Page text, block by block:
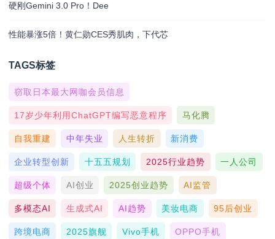
硬刚Gemini 3.0 Pro！Dee
性能暴涨5倍！黄仁勋CES秀肌肉，下代芯
TAGS标签
窃取日本最大网咖会员信息
17岁少年利用ChatGPT编写恶意程序 马化腾
自我重建 中年失业 人生转折 新消费
企业转型创新 十五五规划 2025行业趋势 一人公司
超级个体 AI创业 2025创业趋势 AI监管
多模态AI 生成式AI AI趋势 美妆电商 95后创业
跨境电商 2025旗舰 Vivo手机 OPPO手机